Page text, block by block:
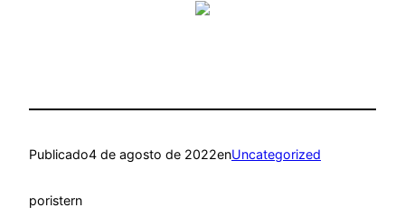
Publicado4 de agosto de 2022enUncategorized
poristern